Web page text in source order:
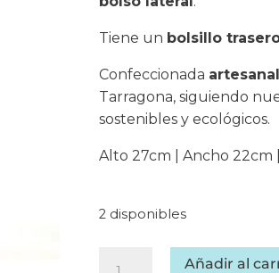
Tiene un bolsillo
Confeccionada
Tarragona, siguiendo
sostenibles y ecológicos.
Alto 27cm | Ancho 22cm
2 disponibles
Añadir al